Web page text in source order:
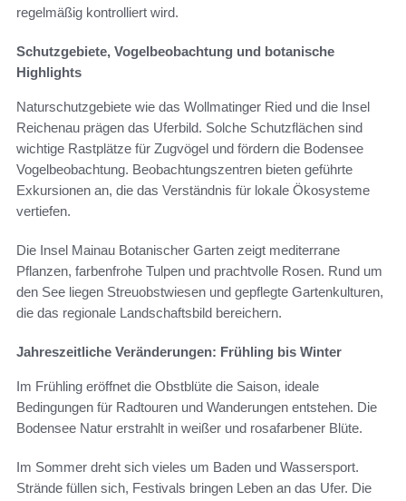
regelmäßig kontrolliert wird.
Schutzgebiete, Vogelbeobachtung und botanische
Highlights
Naturschutzgebiete wie das Wollmatinger Ried und die Insel
Reichenau prägen das Uferbild. Solche Schutzflächen sind
wichtige Rastplätze für Zugvögel und fördern die Bodensee
Vogelbeobachtung. Beobachtungszentren bieten geführte
Exkursionen an, die das Verständnis für lokale Ökosysteme
vertiefen.
Die Insel Mainau Botanischer Garten zeigt mediterrane
Pflanzen, farbenfrohe Tulpen und prachtvolle Rosen. Rund um
den See liegen Streuobstwiesen und gepflegte Gartenkulturen,
die das regionale Landschaftsbild bereichern.
Jahreszeitliche Veränderungen: Frühling bis Winter
Im Frühling eröffnet die Obstblüte die Saison, ideale
Bedingungen für Radtouren und Wanderungen entstehen. Die
Bodensee Natur erstrahlt in weißer und rosafarbener Blüte.
Im Sommer dreht sich vieles um Baden und Wassersport.
Strände füllen sich, Festivals bringen Leben an das Ufer. Die